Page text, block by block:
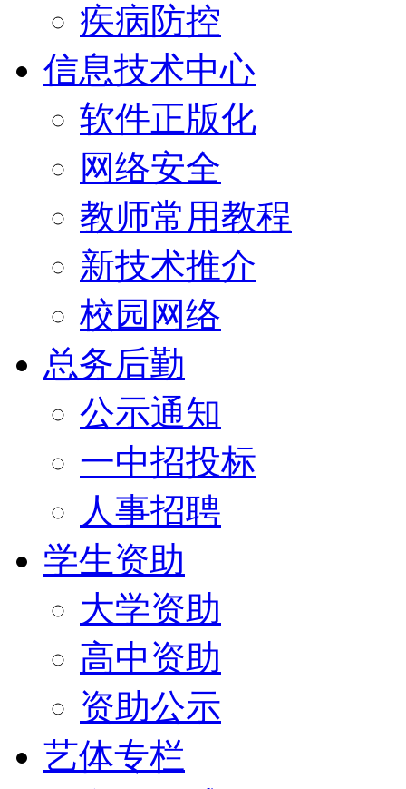
疾病防控
信息技术中心
软件正版化
网络安全
教师常用教程
新技术推介
校园网络
总务后勤
公示通知
一中招投标
人事招聘
学生资助
大学资助
高中资助
资助公示
艺体专栏